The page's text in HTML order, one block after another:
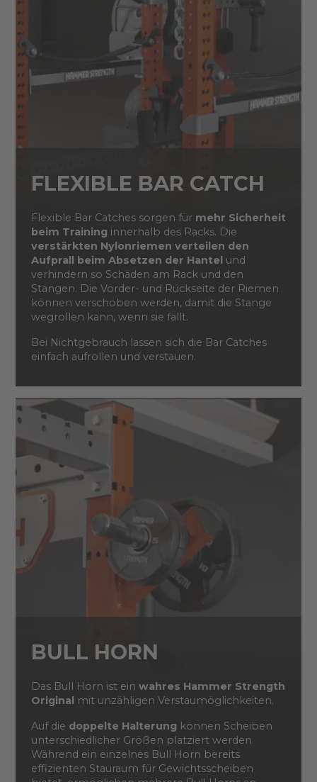
FLEXIBLE BAR CATCH
Flexible Bar Catches sorgen für mehr Sicherheit
beim Training innerhalb des Racks. Die
verstärkten Nylonriemen verteilen den
Aufprall beim Absetzen der Hantel und
verhindern so Schäden am Rack und den
Stangen. Die Vorder- und Rückseite der Riemen
können verschoben werden, damit die Stange
wegrollen kann, wenn sie fällt.
Bei Nichtgebrauch lassen sich die Bar Catches
einfach aufrollen und verstauen.
BULL HORN
Das Bull Horn ist ein wahres Hammer Strength
Original mit unzähligen Verstaumöglichkeiten.
Auf die doppelte Halterung können Scheiben
unterschiedlicher Größen platziert werden.
Während ein einzelnes Bull Horn bereits
effizienten Stauraum für Gewichtsscheiben